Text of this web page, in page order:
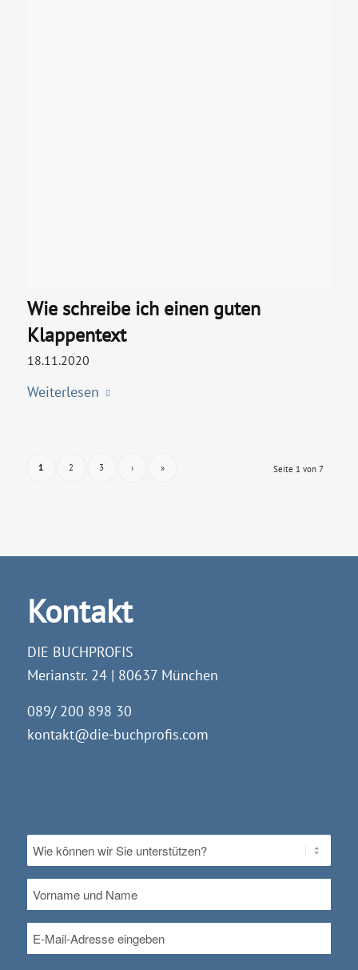
Wie schreibe ich einen guten
Klappentext
18.11.2020
Weiterlesen
Seite 1 von 7
1 2 3 › »
Kontakt
DIE BUCHPROFIS
Merianstr. 24 | 80637 München
089/ 200 898 30
kontakt@die-buchprofis.com
Ohne
Titel *
und
Name
Mail *